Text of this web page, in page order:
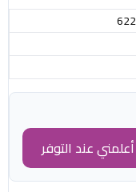
أعلمني عند التوفر